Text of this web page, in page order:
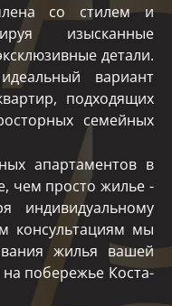
со стилем и
изысканные
детали.
вариант
подходящих
семейных
апартаментов в
чем просто жилье -
индивидуальному
консультациям мы
жилья вашей
побережье Коста-